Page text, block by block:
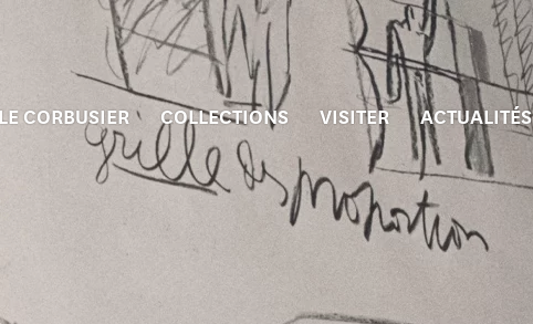
LE CORBUSIER COLLECTIONS VISITER ACTUALITÉS